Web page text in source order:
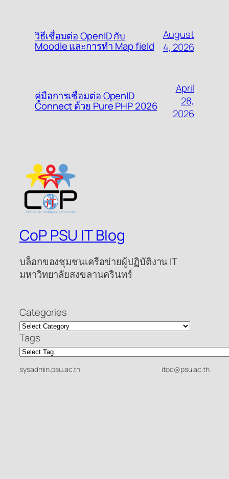
วิธีเชื่อมต่อ OpenID กับ
Moodle และการทำ Map field
August
4, 2026
คู่มือการเชื่อมต่อ OpenID
Connect ด้วย Pure PHP 2026
April
28,
2026
CoP PSU IT Blog
บล็อกของชุมชนเครือข่ายผู้ปฏิบัติงาน IT
มหาวิทยาลัยสงขลานครินทร์
Categories
Tags
sysadmin.psu.ac.th itoc@psu.ac.th